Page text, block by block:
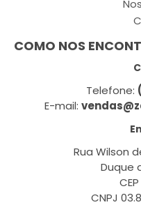
COMO NOS
Telefone:
E-mail:
Rua Wilson
Duque
CNPJ